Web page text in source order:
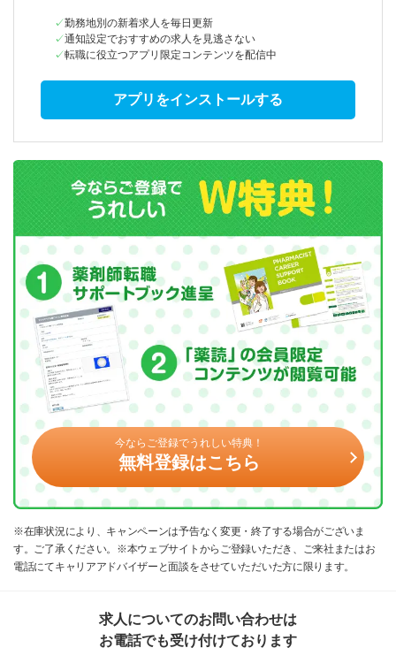
勤務地別の新着求人を毎日更新
通知設定でおすすめの求人を見逃さない
転職に役立つアプリ限定コンテンツを配信中
アプリをインストールする
今ならご登録でうれしい特典！
無料登録はこちら
※在庫状況により、キャンペーンは予告なく変更・終了する場合がございま
す。ご了承ください。※本ウェブサイトからご登録いただき、ご来社またはお
電話にてキャリアアドバイザーと面談をさせていただいた方に限ります。
求人についてのお問い合わせは
お電話でも受け付けております